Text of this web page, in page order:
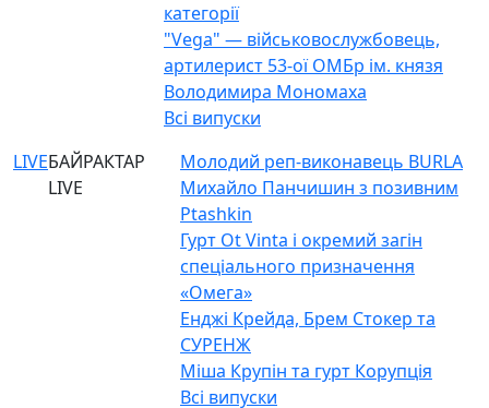
категорії
"Vega" — військовослужбовець,
артилерист 53-ої ОМБр ім. князя
Володимира Мономаха
Всі випуски
LIVEБАЙРАКТАР
LIVE
Молодий реп-виконавець BURLA
Михайло Панчишин з позивним
Ptashkin
Гурт Ot Vinta і окремий загін
спеціального призначення
«Омега»
Енджі Крейда, Брем Стокер та
СУРЕНЖ
Міша Крупін та гурт Корупція
Всі випуски